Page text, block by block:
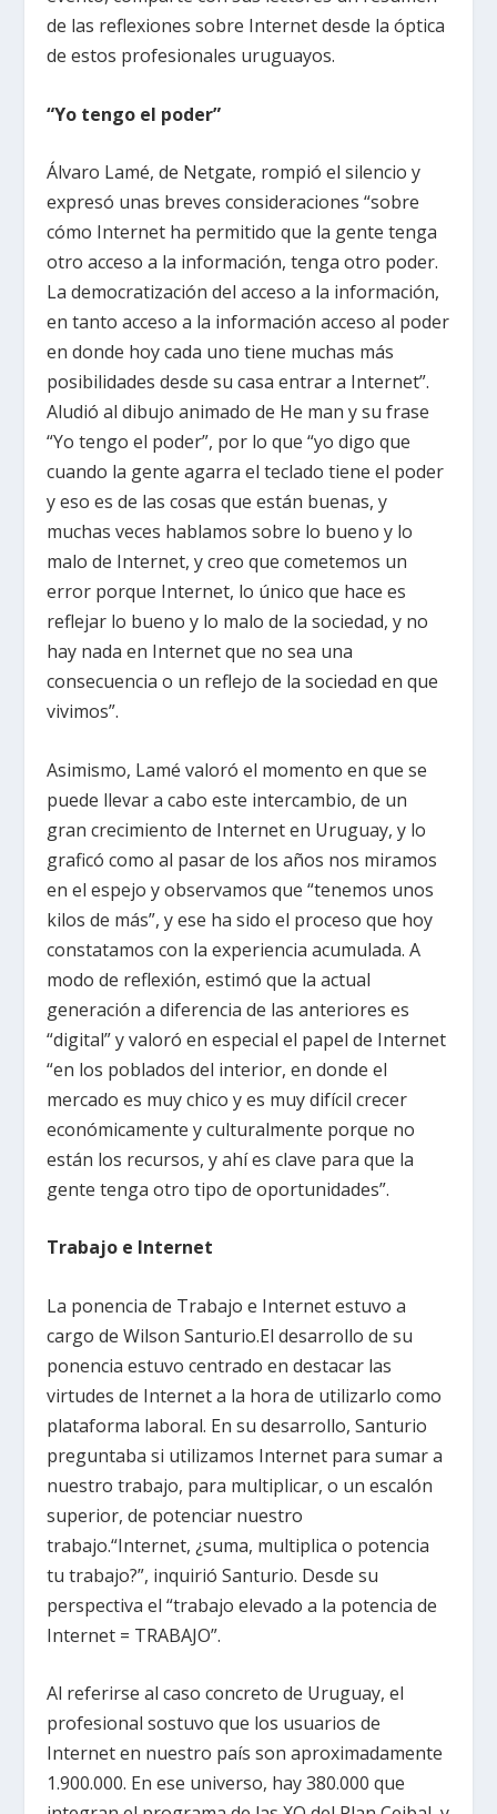
de las reflexiones sobre Internet desde la óptica
de estos profesionales uruguayos.
“Yo tengo el poder”
Álvaro Lamé, de Netgate, rompió el silencio y
expresó unas breves consideraciones “sobre
cómo Internet ha permitido que la gente tenga
otro acceso a la información, tenga otro poder.
La democratización del acceso a la información,
en tanto acceso a la información acceso al poder
en donde hoy cada uno tiene muchas más
posibilidades desde su casa entrar a Internet”.
Aludió al dibujo animado de He man y su frase
“Yo tengo el poder”, por lo que “yo digo que
cuando la gente agarra el teclado tiene el poder
y eso es de las cosas que están buenas, y
muchas veces hablamos sobre lo bueno y lo
malo de Internet, y creo que cometemos un
error porque Internet, lo único que hace es
reflejar lo bueno y lo malo de la sociedad, y no
hay nada en Internet que no sea una
consecuencia o un reflejo de la sociedad en que
vivimos”.
Asimismo, Lamé valoró el momento en que se
puede llevar a cabo este intercambio, de un
gran crecimiento de Internet en Uruguay, y lo
graficó como al pasar de los años nos miramos
en el espejo y observamos que “tenemos unos
kilos de más”, y ese ha sido el proceso que hoy
constatamos con la experiencia acumulada. A
modo de reflexión, estimó que la actual
generación a diferencia de las anteriores es
“digital” y valoró en especial el papel de Internet
“en los poblados del interior, en donde el
mercado es muy chico y es muy difícil crecer
económicamente y culturalmente porque no
están los recursos, y ahí es clave para que la
gente tenga otro tipo de oportunidades”.
Trabajo e Internet
La ponencia de Trabajo e Internet estuvo a
cargo de Wilson Santurio.El desarrollo de su
ponencia estuvo centrado en destacar las
virtudes de Internet a la hora de utilizarlo como
plataforma laboral. En su desarrollo, Santurio
preguntaba si utilizamos Internet para sumar a
nuestro trabajo, para multiplicar, o un escalón
superior, de potenciar nuestro
trabajo.“Internet, ¿suma, multiplica o potencia
tu trabajo?”, inquirió Santurio. Desde su
perspectiva el “trabajo elevado a la potencia de
Internet = TRABAJO”.
Al referirse al caso concreto de Uruguay, el
profesional sostuvo que los usuarios de
Internet en nuestro país son aproximadamente
1.900.000. En ese universo, hay 380.000 que